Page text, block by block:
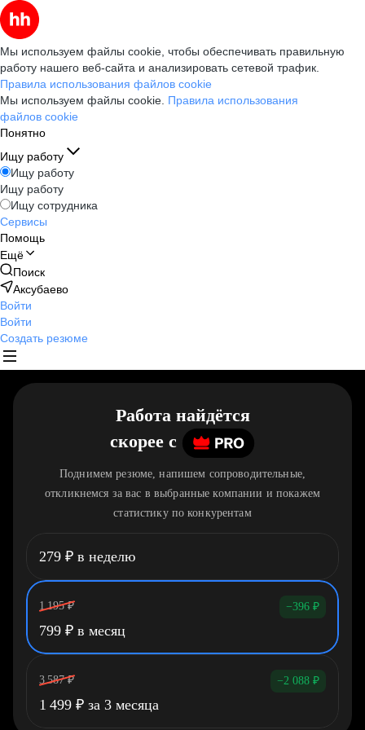
Мы используем файлы cookie, чтобы обеспечивать правильную
работу нашего веб-сайта и анализировать сетевой трафик.
Правила использования файлов cookie
Мы используем файлы cookie. Правила использования
файлов cookie
Понятно
Ищу работу
Ищу работу
Ищу работу
Ищу сотрудника
Сервисы
Помощь
Ещё
Поиск
Аксубаево
Войти
Войти
Создать резюме
Работа найдётся
скорее c
Поднимем резюме, напишем сопроводительные,
откликнемся за вас в выбранные компании и покажем
статистику по конкурентам
279 ₽ в неделю
1 195 ₽ −396 ₽
799 ₽ в месяц
3 587 ₽ −2 088 ₽
1 499 ₽ за 3 месяца